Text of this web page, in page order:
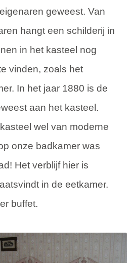
geweest. Van
hangt een schilderij in
in het kasteel nog
vinden, zoals het
In het jaar 1880 is de
aan het kasteel.
wel van moderne
onze badkamer was
Het verblijf hier is
in de eetkamer.
buffet.